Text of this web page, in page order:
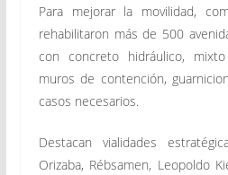
Para mejorar la movilidad,
rehabilitaron más de 500
con concreto hidráulico,
muros de contención,
casos necesarios.
Destacan vialidades
Orizaba, Rébsamen, Leopoldo